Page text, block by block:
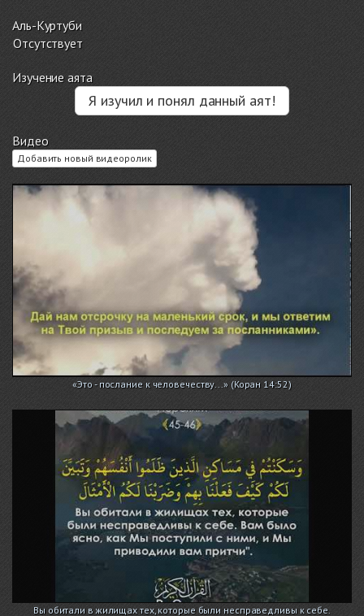
Аль-Куртуби
Отсутствует
Изучение аята
Я изучил и понял данный аят!
Видео
Добавить новый видеоролик
«Это - послание к человечеству...» (Коран 14:52)
Вы обитали в жилищах тех, которые были несправедливы к себе.